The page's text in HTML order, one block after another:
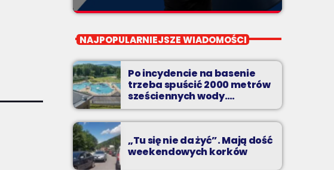
Przeboje non-stop
Podbeskidziu! Konkursy, akcje radiowe,
rozmowy i oczywiście - starannie
wyselekcjonowane przeboje non-stop!
NAJPOPULARNIEJSZE WIADOMOŚCI
Po incydencie na basenie
trzeba spuścić 2000 metrów
sześciennych wody.
„Ogromne koszty i ogromna
praca”
„Tu się nie da żyć”. Mają dość
weekendowych korków